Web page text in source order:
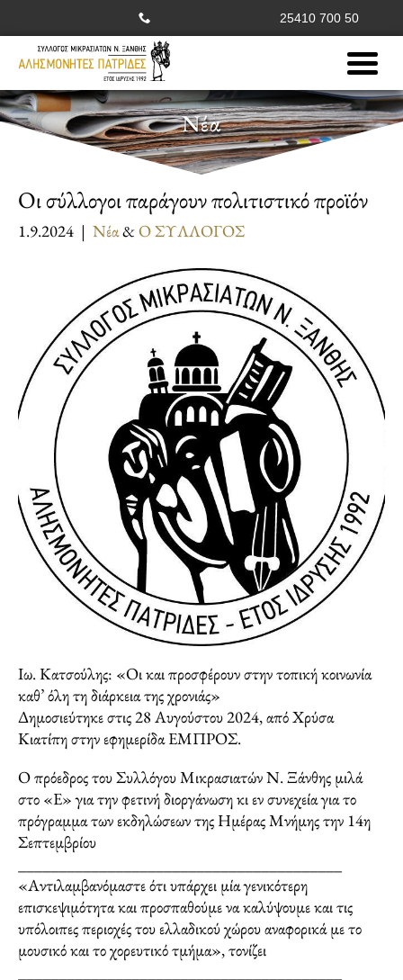
25410 700 50
Νέα
Οι σύλλογοι παράγουν πολιτιστικό προϊόν
1.9.2024 | Νέα&Ο ΣΥΛΛΟΓΟΣ
Ιω. Κατσούλης: «Οι και προσφέρουν στην τοπική κοινωνία
καθ’ όλη τη διάρκεια της χρονιάς»
Δημοσιεύτηκε στις 28 Αυγούστου 2024, από Χρύσα
Κιατίπη στην εφημερίδα ΕΜΠΡΟΣ.
Ο πρόεδρος του Συλλόγου Μικρασιατών Ν. Ξάνθης μιλά
στο «Ε» για την φετινή διοργάνωση κι εν συνεχεία για το
πρόγραμμα των εκδηλώσεων της Ημέρας Μνήμης την 14η
Σεπτεμβρίου
«Αντιλαμβανόμαστε ότι υπάρχει μία γενικότερη
επισκεψιμότητα και προσπαθούμε να καλύψουμε και τις
υπόλοιπες περιοχές του ελλαδικού χώρου αναφορικά με το
μουσικό και το χορευτικό τμήμα», τονίζει